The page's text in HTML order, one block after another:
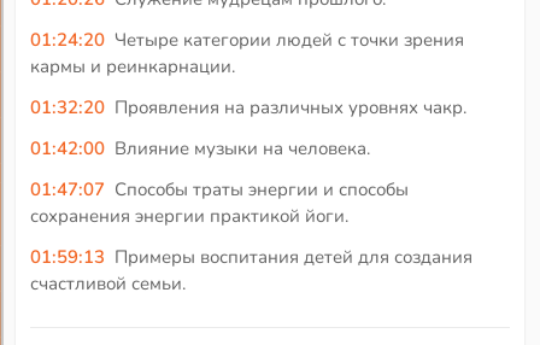
01:24:20 Четыре категории людей с точки зрения
кармы и реинкарнации.
01:32:20 Проявления на различных уровнях чакр.
01:42:00 Влияние музыки на человека.
01:47:07 Способы траты энергии и способы
сохранения энергии практикой йоги.
01:59:13 Примеры воспитания детей для создания
счастливой семьи.